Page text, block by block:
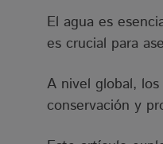
El agua es
es crucial para
A nivel global,
conservación y